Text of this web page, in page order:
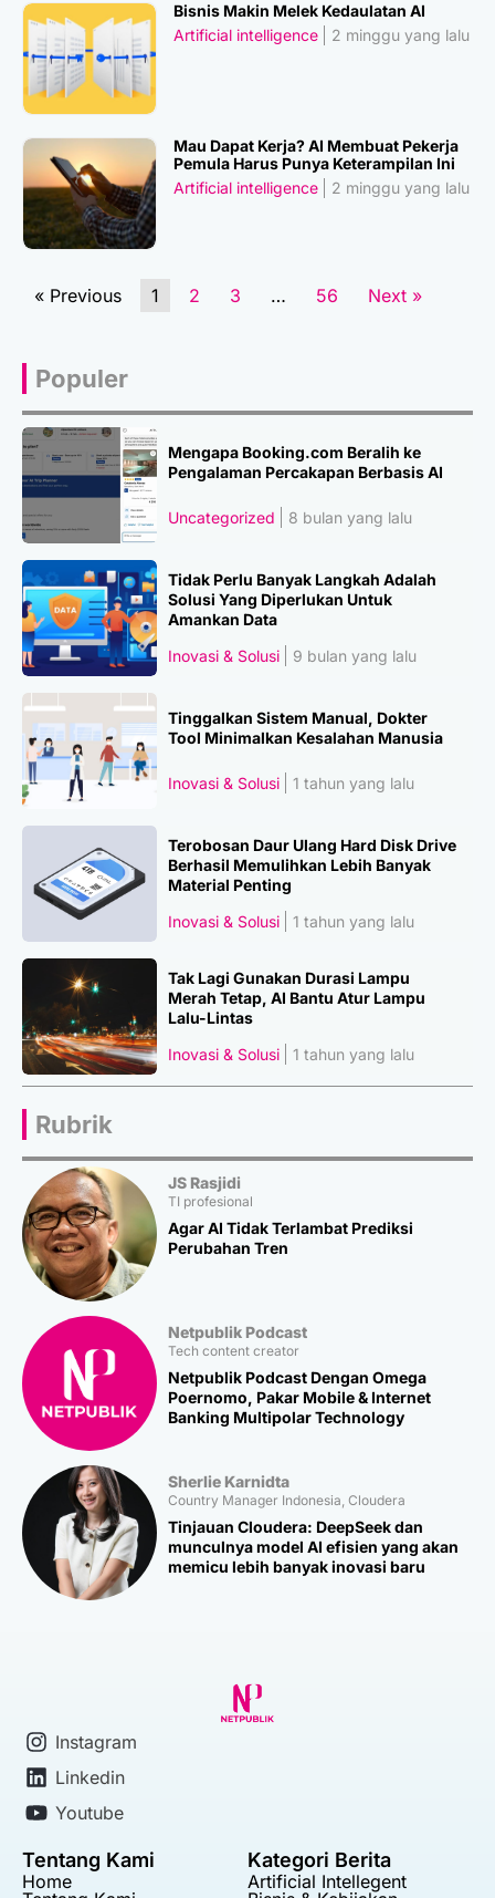
Bisnis Makin Melek Kedaulatan AI
Artificial intelligence
2 minggu yang lalu
Mau Dapat Kerja? AI Membuat Pekerja
Pemula Harus Punya Keterampilan Ini
Artificial intelligence
2 minggu yang lalu
« Previous 1 2 3 … 56 Next »
Populer
Mengapa Booking.com Beralih ke
Pengalaman Percakapan Berbasis AI
Uncategorized 8 bulan yang lalu
Tidak Perlu Banyak Langkah Adalah
Solusi Yang Diperlukan Untuk
Amankan Data
Inovasi & Solusi
9 bulan yang lalu
Tinggalkan Sistem Manual, Dokter
Tool Minimalkan Kesalahan Manusia
Inovasi & Solusi 1 tahun yang lalu
Terobosan Daur Ulang Hard Disk Drive
Berhasil Memulihkan Lebih Banyak
Material Penting
Inovasi & Solusi
1 tahun yang lalu
Tak Lagi Gunakan Durasi Lampu
Merah Tetap, AI Bantu Atur Lampu
Lalu-Lintas
Inovasi & Solusi
1 tahun yang lalu
Rubrik
JS Rasjidi
TI profesional
Agar AI Tidak Terlambat Prediksi
Perubahan Tren
Netpublik Podcast
Tech content creator
Netpublik Podcast Dengan Omega
Poernomo, Pakar Mobile & Internet
Banking Multipolar Technology
Sherlie Karnidta
Country Manager Indonesia, Cloudera
Tinjauan Cloudera: DeepSeek dan
munculnya model AI efisien yang akan
memicu lebih banyak inovasi baru
Instagram
Linkedin
Youtube
Tentang Kami
Home
Kategori Berita
Artificial Intellegent